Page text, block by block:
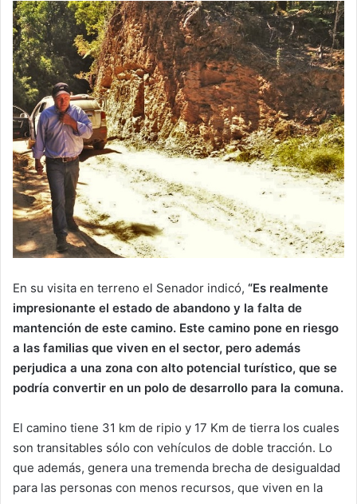
En su visita en terreno el Senador indicó, “Es realmente
impresionante el estado de abandono y la falta de
mantención de este camino. Este camino pone en riesgo
a las familias que viven en el sector, pero además
perjudica a una zona con alto potencial turístico, que se
podría convertir en un polo de desarrollo para la comuna.
El camino tiene 31 km de ripio y 17 Km de tierra los cuales
son transitables sólo con vehículos de doble tracción. Lo
que además, genera una tremenda brecha de desigualdad
para las personas con menos recursos, que viven en la